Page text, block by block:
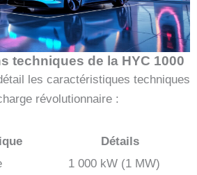
techniques de la HYC 1000
les caractéristiques techniques
révolutionnaire :
Détails
1 000 kW (1 MW)